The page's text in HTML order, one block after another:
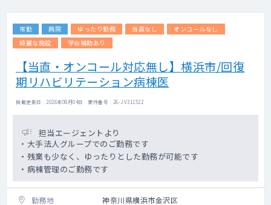
常勤 病院 ゆったり勤務 当直なし
オンコールなし
綺麗な施設
学会補助あり
【当直・オンコール対応無し】横浜市/回復
期リハビリテーション病棟医
掲載更新日 : 2026年08月04日 案件番号 : 26-JV311522
担当エージェントより
・大手法人グループでのご勤務です
・残業も少なく、ゆったりとした勤務が可能です
・病棟管理のご勤務です
勤務地 神奈川県横浜市金沢区